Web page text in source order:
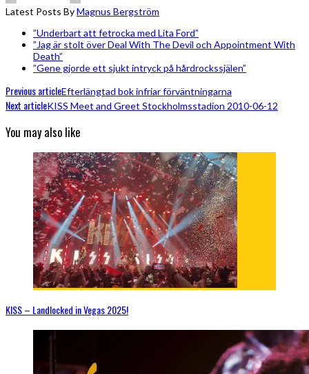
Latest Posts ByMagnus Bergström
”Underbart att fetrocka med Lita Ford”
”Jag är stolt över Deal With The Devil och Appointment With
Death”
”Gene gjorde ett sjukt intryck på hårdrockssjälen”
Previous articleEfterlängtad bok infriar förväntningarna
Next articleKISS Meet and Greet Stockholmsstadion 2010-06-12
You may also like
KISS – Landlocked in Vegas 2025!